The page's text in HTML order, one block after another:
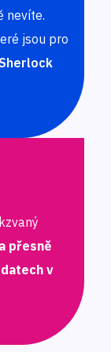
nevíte.
jsou pro
přesně
v